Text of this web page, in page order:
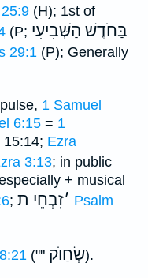
(H); 1st of
(P; בַּחֹדֶשׁ הַשְּׁבִיעִי
29:1 (P); Generally
1 Samuel
6:15 = 1
15:14; Ezra
3:13; in public
+ musical
; ׳זִבְחֵי ת
Psalm
("" שְׂחַוֺק).